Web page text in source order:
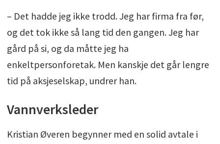
– Det hadde jeg ikke trodd. Jeg har firma fra før,
og det tok ikke så lang tid den gangen. Jeg har
gård på si, og da måtte jeg ha
enkeltpersonforetak. Men kanskje det går lengre
tid på aksjeselskap, undrer han.
Vannverksleder
Kristian Øveren begynner med en solid avtale i